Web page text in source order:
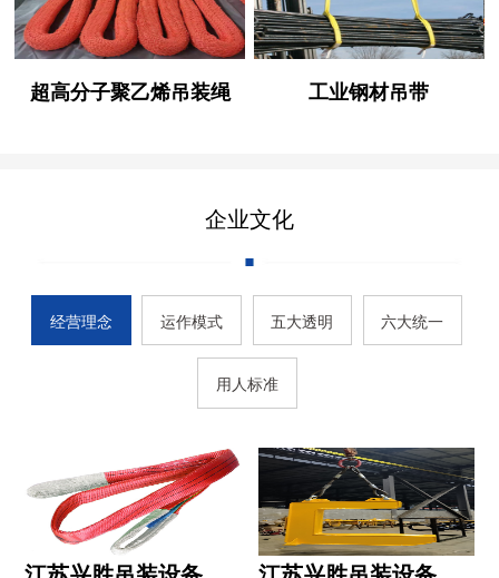
超高分子聚乙烯吊装绳 工业钢材吊带
企业文化
经营理念 运作模式 五大透明 六大统一
用人标准